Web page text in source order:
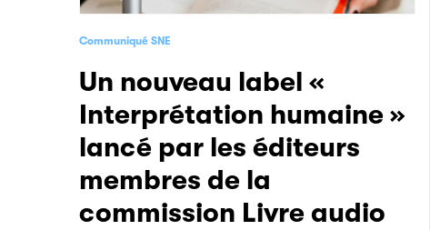
Communiqué SNE
Un nouveau label «
Interprétation humaine »
lancé par les éditeurs
membres de la
commission Livre audio